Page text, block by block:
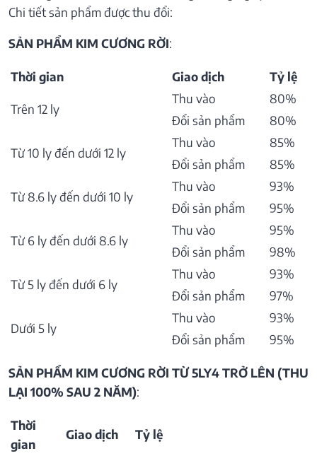
Chi tiết sản phẩm được thu đổi:
SẢN PHẨM KIM CƯƠNG RỜI:
Thời gian Giao dịch Tỷ lệ
Trên 12 ly
Thu vào
80%
Đổi sản phẩm
80%
Từ 10 ly đến dưới 12 ly
Thu vào
85%
Đổi sản phẩm
85%
Từ 8.6 ly đến dưới 10 ly
Thu vào
93%
Đổi sản phẩm
95%
Từ 6 ly đến dưới 8.6 ly
Thu vào
95%
Đổi sản phẩm
98%
Từ 5 ly đến dưới 6 ly
Thu vào
93%
Đổi sản phẩm
97%
Dưới 5 ly
Thu vào
93%
Đổi sản phẩm
95%
SẢN PHẨM KIM CƯƠNG RỜI TỪ 5LY4 TRỞ LÊN (THU
LẠI 100% SAU 2 NĂM):
Thời
gian
Giao dịch Tỷ lệ